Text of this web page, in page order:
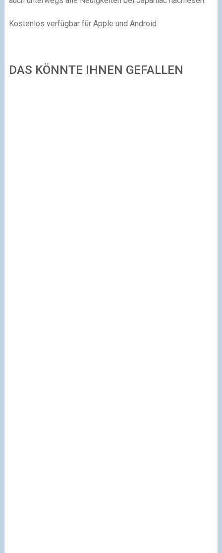
Kostenlos verfügbar für Apple und Android
DAS KÖNNTE IHNEN GEFALLEN